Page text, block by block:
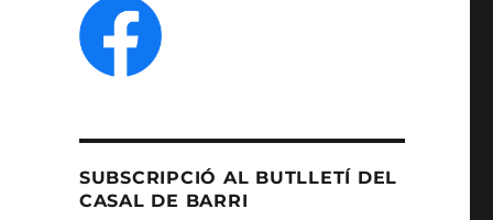
SUBSCRIPCIÓ AL BUTLLETÍ DEL
CASAL DE BARRI